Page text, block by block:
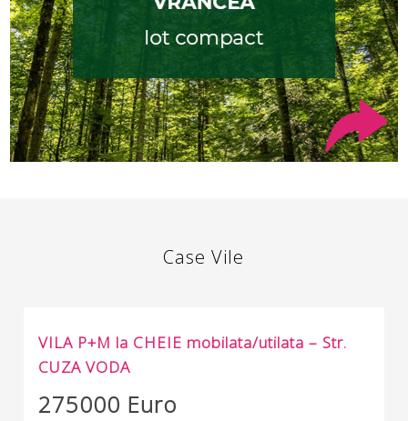
Case Vile
VILA P+M la CHEIE mobilata/utilata – Str.
CUZA VODA
275000 Euro